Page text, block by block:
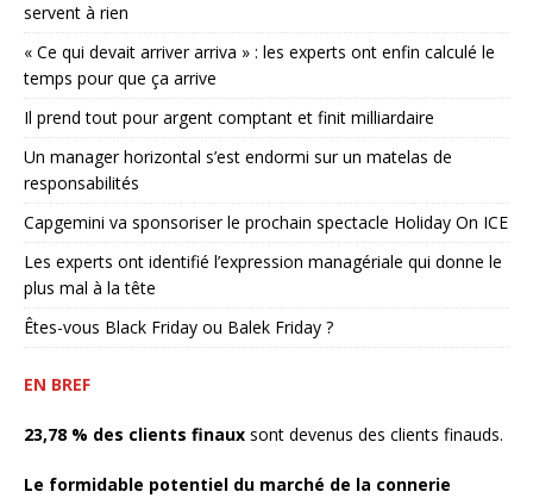
servent à rien
« Ce qui devait arriver arriva » : les experts ont enfin calculé le
temps pour que ça arrive
Il prend tout pour argent comptant et finit milliardaire
Un manager horizontal s’est endormi sur un matelas de
responsabilités
Capgemini va sponsoriser le prochain spectacle Holiday On ICE
Les experts ont identifié l’expression managériale qui donne le
plus mal à la tête
Êtes-vous Black Friday ou Balek Friday ?
EN BREF
23,78 % des clients finaux sont devenus des clients finauds.
Le formidable potentiel du marché de la connerie